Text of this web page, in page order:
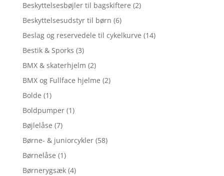
Beskyttelsesbøjler til bagskiftere (2)
Beskyttelsesudstyr til børn (6)
Beslag og reservedele til cykelkurve (14)
Bestik & Sporks (3)
BMX & skaterhjelm (2)
BMX og Fullface hjelme (2)
Bolde (1)
Boldpumper (1)
Bøjlelåse (7)
Børne- & juniorcykler (58)
Børnelåse (1)
Børnerygsæk (4)